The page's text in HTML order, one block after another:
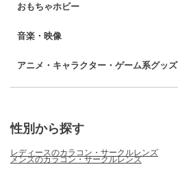
おもちゃホビー
音楽・映像
アニメ・キャラクター・ゲーム系グッズ
性別から探す
レディースのカラコン・サークルレンズ
メンズのカラコン・サークルレンズ